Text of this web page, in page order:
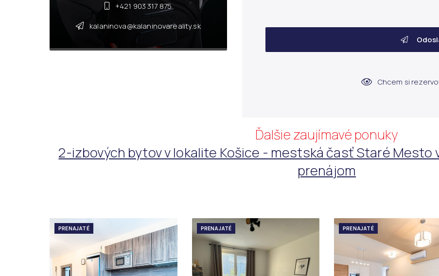
+421 903 317 875
kalaninova@kalaninovareality.sk
Chcem si
Ďalšie zaujímavé ponuky
2-izbových bytov v lokalite Košice - mestská časť Staré Mesto
prenájom
PRENAJATÉ PRENAJATÉ PRENAJATÉ